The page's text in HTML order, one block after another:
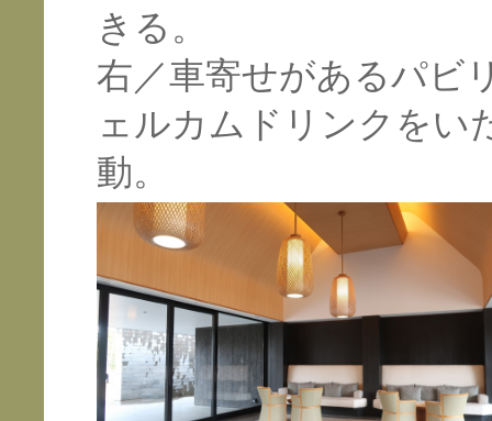
きる。
右／車寄せがあるパビ
ェルカムドリンクをい
動。